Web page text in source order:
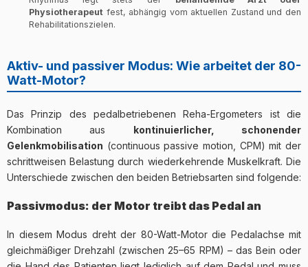
Physiotherapeut fest, abhängig vom aktuellen Zustand und den
Rehabilitationszielen.
Aktiv- und passiver Modus: Wie arbeitet der 80-
Watt-Motor?
Das Prinzip des pedalbetriebenen Reha-Ergometers ist die
Kombination aus kontinuierlicher, schonender
Gelenkmobilisation (continuous passive motion, CPM) mit der
schrittweisen Belastung durch wiederkehrende Muskelkraft. Die
Unterschiede zwischen den beiden Betriebsarten sind folgende:
Passivmodus: der Motor treibt das Pedal an
In diesem Modus dreht der 80-Watt-Motor die Pedalachse mit
gleichmäßiger Drehzahl (zwischen 25–65 RPM) – das Bein oder